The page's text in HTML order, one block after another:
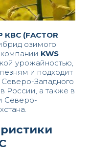
(FACTOR
озимого
KWS
урожайностью,
и подходит
Западного
России, а также в
Северо-